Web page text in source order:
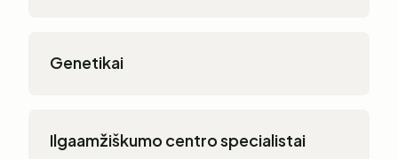
Genetikai
Ilgaamžiškumo centro specialistai